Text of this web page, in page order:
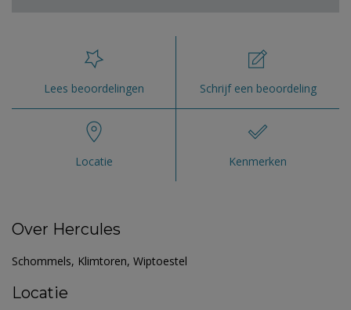
Lees beoordelingen Schrijf een beoordeling
Locatie Kenmerken
Over Hercules
Schommels, Klimtoren, Wiptoestel
Locatie